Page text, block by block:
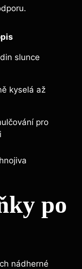
slunce
​kyselá až
pro
po
nádherné